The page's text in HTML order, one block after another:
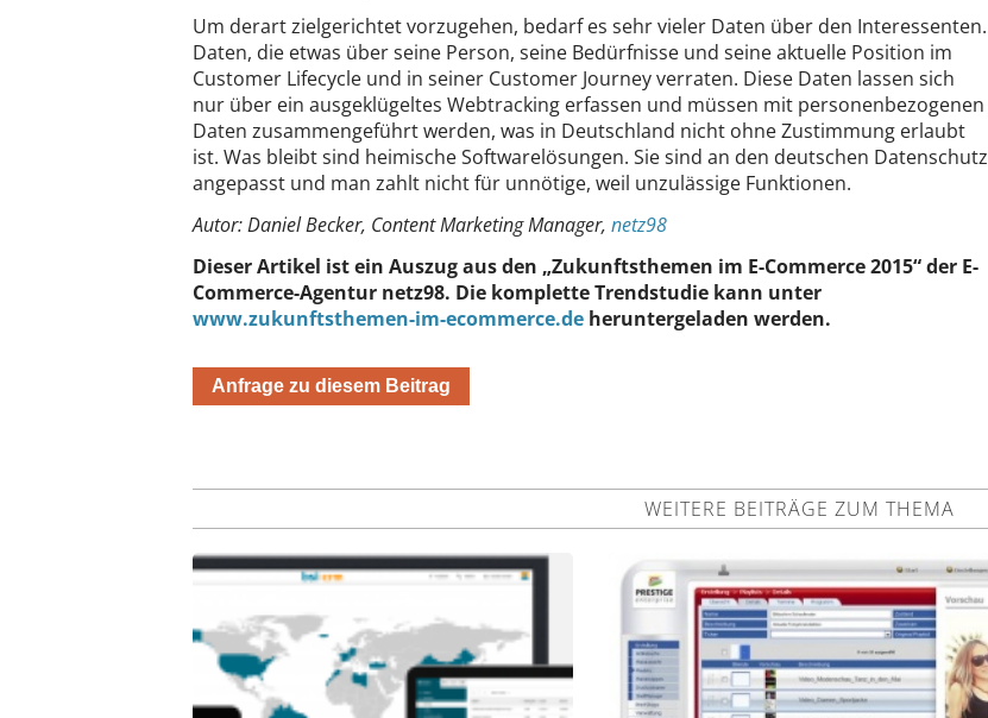
Um derart zielgerichtet vorzugehen, bedarf es sehr vieler Daten über den Interessenten.
Daten, die etwas über seine Person, seine Bedürfnisse und seine aktuelle Position im
Customer Lifecycle und in seiner Customer Journey verraten. Diese Daten lassen sich
nur über ein ausgeklügeltes Webtracking erfassen und müssen mit personenbezogenen
Daten zusammengeführt werden, was in Deutschland nicht ohne Zustimmung erlaubt
ist. Was bleibt sind heimische Softwarelösungen. Sie sind an den deutschen Datenschutz
angepasst und man zahlt nicht für unnötige, weil unzulässige Funktionen.
Autor: Daniel Becker, Content Marketing Manager, netz98
Dieser Artikel ist ein Auszug aus den „Zukunftsthemen im E-Commerce 2015“ der E-
Commerce-Agentur netz98. Die komplette Trendstudie kann unter
www.zukunftsthemen-im-ecommerce.de heruntergeladen werden.
Anfrage zu diesem Beitrag
WEITERE BEITRÄGE ZUM THEMA